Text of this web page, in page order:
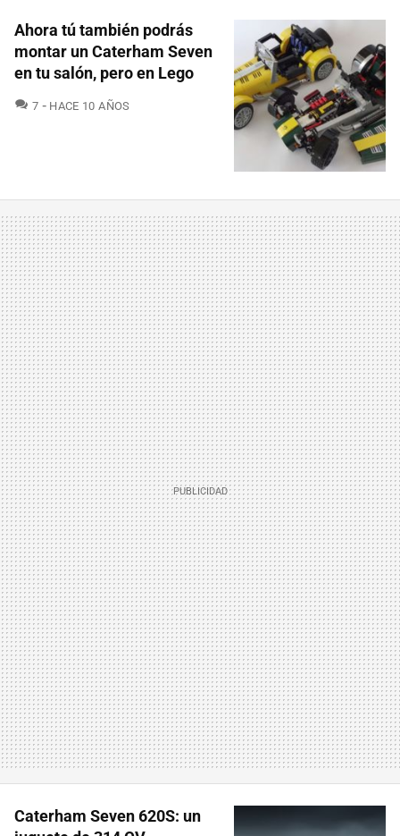
Ahora tú también podrás
montar un Caterham Seven
en tu salón, pero en Lego
7 COMENTARIOS
HACE 10 AÑOS
Caterham Seven 620S: un